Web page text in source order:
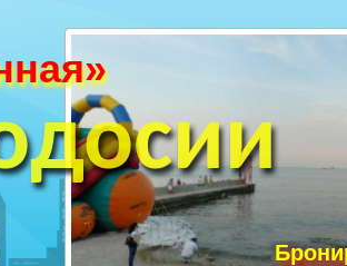
фото, фото горы